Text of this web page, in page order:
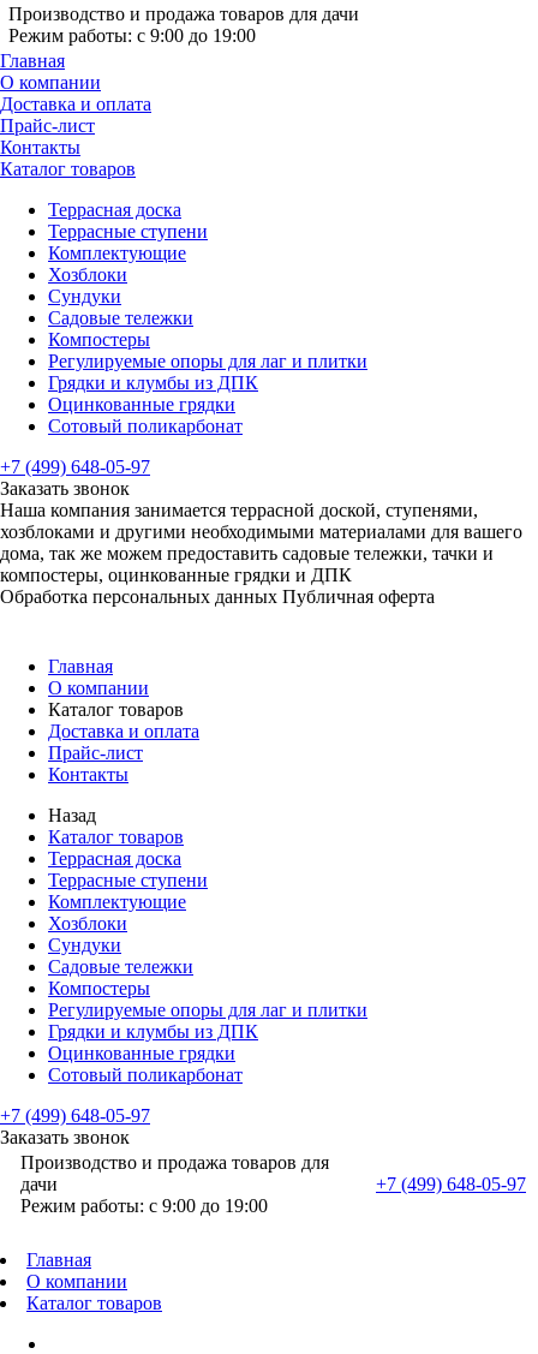
Производство и продажа товаров для дачи
Режим работы: с 9:00 до 19:00
Главная
О компании
Доставка и оплата
Прайс-лист
Контакты
Каталог товаров
Террасная доска
Террасные ступени
Комплектующие
Хозблоки
Сундуки
Садовые тележки
Компостеры
Регулируемые опоры для лаг и плитки
Грядки и клумбы из ДПК
Оцинкованные грядки
Сотовый поликарбонат
+7 (499) 648-05-97
Заказать звонок
Наша компания занимается террасной доской, ступенями,
хозблоками и другими необходимыми материалами для вашего
дома, так же можем предоставить садовые тележки, тачки и
компостеры, оцинкованные грядки и ДПК
Обработка персональных данных Публичная оферта
Главная
О компании
Каталог товаров
Доставка и оплата
Прайс-лист
Контакты
Назад
Каталог товаров
Террасная доска
Террасные ступени
Комплектующие
Хозблоки
Сундуки
Садовые тележки
Компостеры
Регулируемые опоры для лаг и плитки
Грядки и клумбы из ДПК
Оцинкованные грядки
Сотовый поликарбонат
+7 (499) 648-05-97
Заказать звонок
Производство и продажа товаров для
дачи
Режим работы: с 9:00 до 19:00
+7 (499) 648-05-97
Главная
О компании
Каталог товаров